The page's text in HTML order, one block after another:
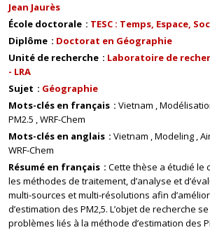
Jean Jaurès
École doctorale
TESC : Temps, Espace,
Diplôme
Doctorat en Géographie
Unité de recherche
Laboratoire de
- LRA
Sujet
Géographie
Mots-clés en français
Vietnam
PM2.5 WRF-Chem
Mots-clés en anglais
Vietnam Modeling
WRF-Chem
Résumé en français
Cette thèse a étudié le
les méthodes de traitement, d’analyse et
multi-sources et multi-résolutions afin
d’estimation des PM2,5. L’objet de recherche
problèmes liés à la méthode d’estimation des